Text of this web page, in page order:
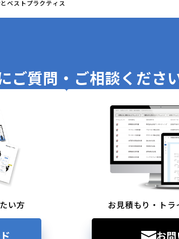
ベストプラクティス
ご質問・ご相談くださ
い方 お見積もり・ト
お